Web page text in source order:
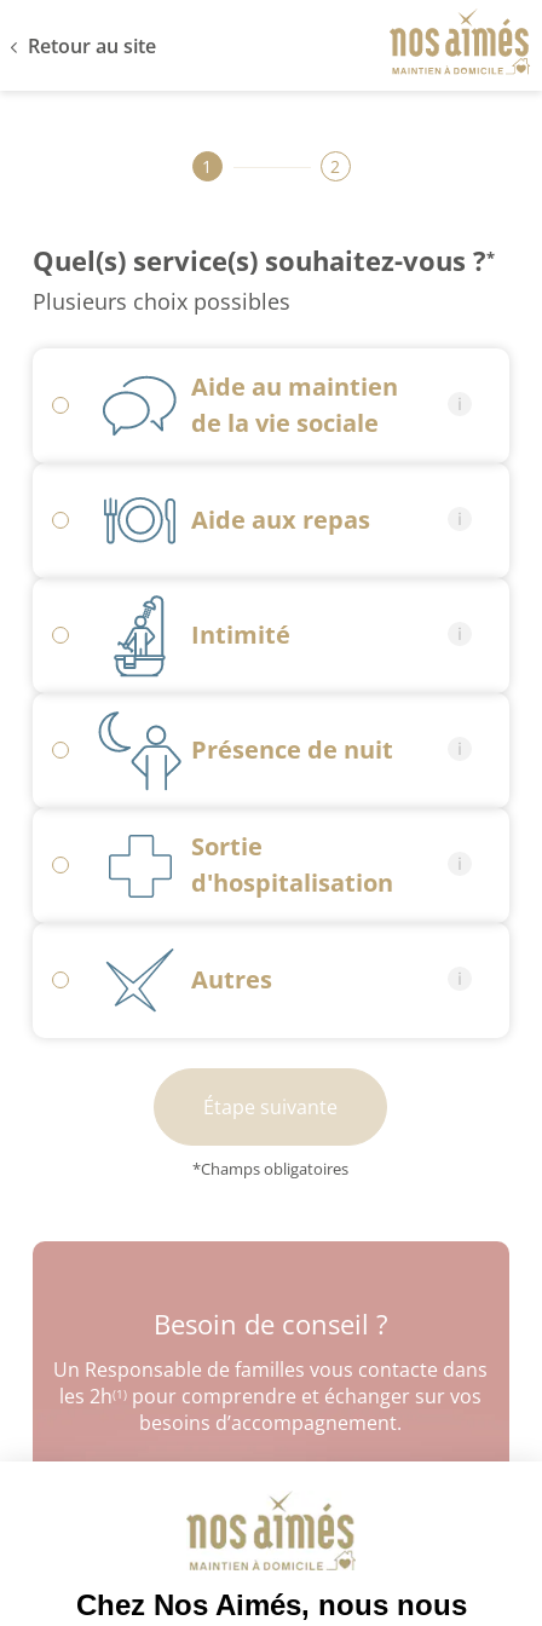
Retour au site
1 2
Quel(s) service(s) souhaitez-vous ?*
Plusieurs choix possibles
Aide au maintien
de la vie sociale
Aide aux repas
Intimité
Présence de nuit
Sortie
d'hospitalisation
Autres
Étape suivante
*Champs obligatoires
Besoin de conseil ?
Un Responsable de familles vous contacte dans
les 2h(1) pour comprendre et échanger sur vos
besoins d’accompagnement.